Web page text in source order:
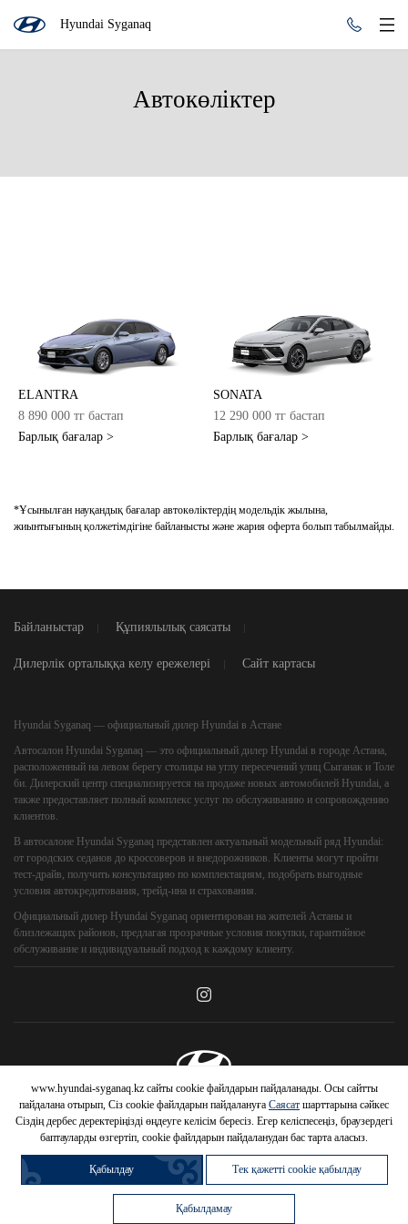
Hyundai Syganaq
Автокөліктер
ELANTRA
8 890 000 тг бастап
Барлық бағалар >
SONATA
12 290 000 тг бастап
Барлық бағалар >
*Ұсынылған науқандық бағалар автокөліктердің модельдік жылына,
жиынтығының қолжетімдігіне байланысты және жария оферта болып табылмайды.
Байланыстар Құпиялылық саясаты
Дилерлік орталыққа келу ережелері Сайт картасы
Hyundai Syganaq — официальный дилер Hyundai в Астане
Автосалон Hyundai Syganaq — это официальный дилер Hyundai в городе Астана,
расположенный на левом берегу столицы на углу пересечений улиц Сыганак и Толе
би. Дилерский центр специализируется на продаже новых автомобилей Hyundai, а
также предоставляет полный комплекс услуг по обслуживанию и сопровождению
клиентов.
В автосалоне Hyundai Syganaq представлен актуальный модельный ряд Hyundai:
от городских седанов до кроссоверов и внедорожников. Клиенты могут пройти
тест-драйв, получить консультацию по комплектациям, подобрать выгодные
условия автокредитования, трейд-ина и страхования.
Официальный дилер Hyundai Syganaq ориентирован на жителей Астаны и
близлежащих районов, предлагая прозрачные условия покупки, гарантийное
обслуживание и индивидуальный подход к каждому клиенту.
© 2026 Hyundai Motor Company
www.hyundai-syganaq.kz сайты cookie файлдарын пайдаланады. Осы сайтты
пайдалана отырып, Сіз cookie файлдарын пайдалануға Саясат шарттарына сәйкес
Сіздің дербес деректеріңізді өңдеуге келісім бересіз. Егер келіспесеңіз, браузердегі
баптауларды өзгертіп, cookie файлдарын пайдаланудан бас тарта аласыз.
Қабылдау Тек қажетті cookie қабылдау
Қабылдамау